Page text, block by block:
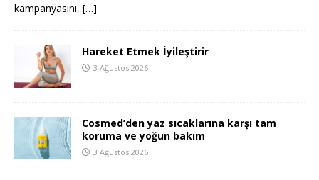
kampanyasını, […]
Hareket Etmek İyileştirir
3 Ağustos 2026
Cosmed’den yaz sıcaklarına karşı tam
koruma ve yoğun bakım
3 Ağustos 2026